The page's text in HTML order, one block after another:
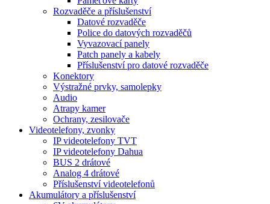
Rozvaděče a příslušenství
Datové rozvaděče
Police do datových rozvaděčů
Vyvazovací panely
Patch panely a kabely
Příslušenství pro datové rozvaděče
Konektory
Výstražné prvky, samolepky
Audio
Atrapy kamer
Ochrany, zesilovače
Videotelefony, zvonky
IP videotelefony TVT
IP videotelefony Dahua
BUS 2 drátové
Analog 4 drátové
Příslušenství videotelefonů
Akumulátory a příslušenství